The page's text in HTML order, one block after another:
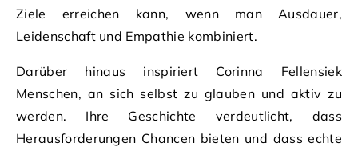
Ziele erreichen kann, wenn man Ausdauer,
Leidenschaft und Empathie kombiniert.
Darüber hinaus inspiriert Corinna Fellensiek
Menschen, an sich selbst zu glauben und aktiv zu
werden. Ihre Geschichte verdeutlicht, dass
Herausforderungen Chancen bieten und dass echte